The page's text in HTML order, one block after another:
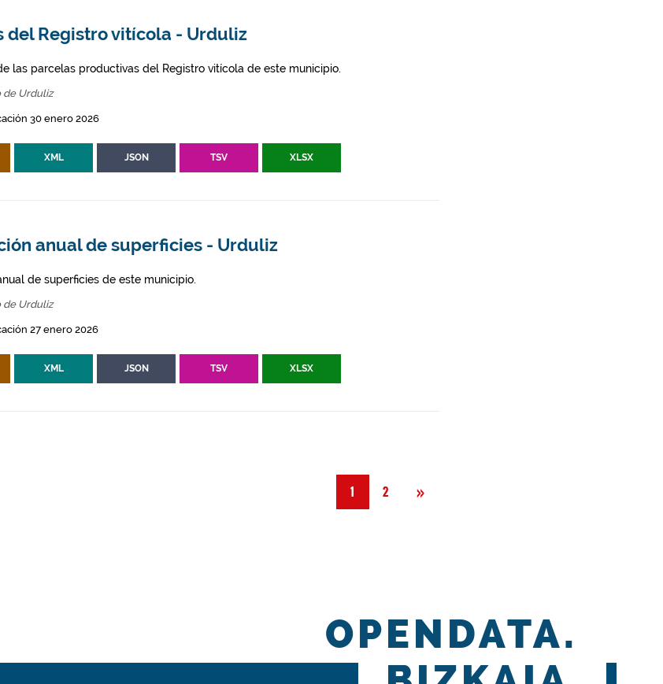
del Registro vitícola - Urduliz
las parcelas productivas del Registro vitícola de este municipio.
de Urduliz
30 enero 2026
XML JSON TSV XLSX
anual de superficies - Urduliz
de superficies de este municipio.
de Urduliz
27 enero 2026
XML JSON TSV XLSX
1 2 »
OPENDATA.